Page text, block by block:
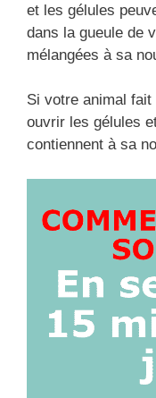
et les gélules
dans la gueule de
mélangées à sa
Si votre animal
ouvrir les gélules
contiennent à sa